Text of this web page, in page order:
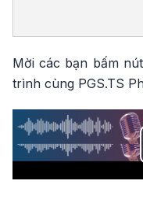
Mời các bạn bấm
trình cùng PGS.TS